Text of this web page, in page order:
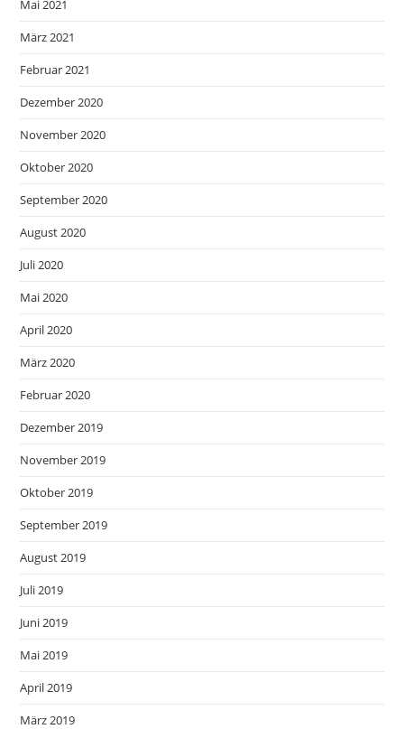
Mai 2021
März 2021
Februar 2021
Dezember 2020
November 2020
Oktober 2020
September 2020
August 2020
Juli 2020
Mai 2020
April 2020
März 2020
Februar 2020
Dezember 2019
November 2019
Oktober 2019
September 2019
August 2019
Juli 2019
Juni 2019
Mai 2019
April 2019
März 2019